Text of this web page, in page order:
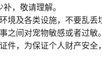
，敬请理解。
境及各类设施，不要乱丢
之间对宠物敏感或者过敏
件，为保证个人财产安